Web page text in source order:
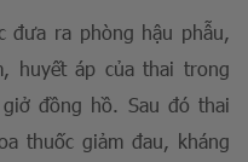
đưa ra phòng hậu phẫu,
huyết áp của thai trong
đồng hồ. Sau đó thai
thuốc giảm đau, kháng